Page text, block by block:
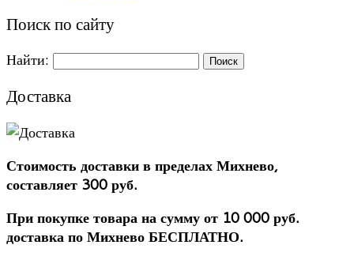
Поиск по сайту
Найти:
Доставка
Стоимость доставки в пределах Михнево,
составляет 300 руб.
При покупке товара на сумму от 10 000 руб.
доставка по Михнево БЕСПЛАТНО.